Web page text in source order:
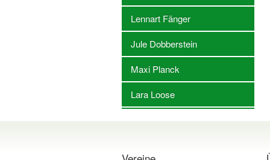
Lennart Fänger
Jule Dobberstein
Maxi Planck
Lara Loose